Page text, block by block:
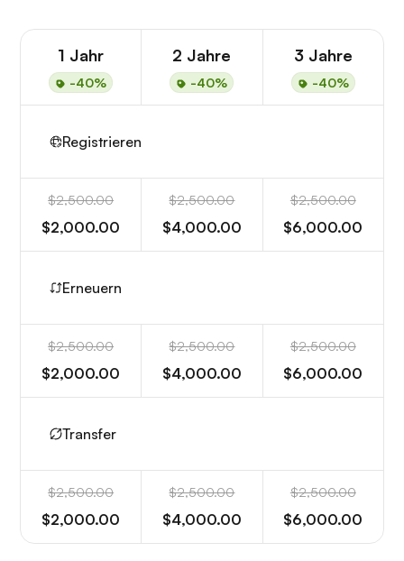
1 Jahr
-40%
2 Jahre
-40%
3 Jahre
-40%
Registrieren
$2,500.00
$2,000.00
$2,500.00
$4,000.00
$2,500.00
$6,000.00
Erneuern
$2,500.00
$2,000.00
$2,500.00
$4,000.00
$2,500.00
$6,000.00
Transfer
$2,500.00
$2,000.00
$2,500.00
$4,000.00
$2,500.00
$6,000.00